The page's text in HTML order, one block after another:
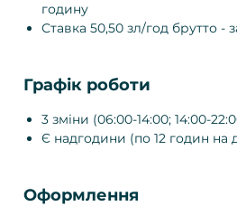
годину
Ставка 50,50 зл/год брутто -
Графік роботи
3 зміни (06:00-14:00; 14:00-
Є надгодини (по 12 годин на
Оформлення